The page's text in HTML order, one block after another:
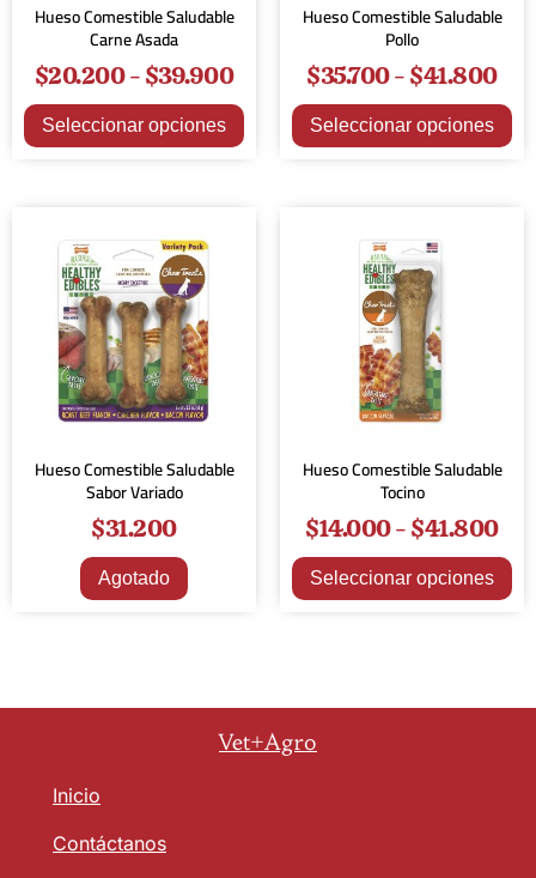
Hueso Comestible Saludable
Carne Asada
$20.200-$39.900
Seleccionar opciones
Hueso Comestible Saludable
Pollo
$35.700-$41.800
Seleccionar opciones
Hueso Comestible Saludable
Sabor Variado
$31.200
Agotado
Hueso Comestible Saludable
Tocino
$14.000-$41.800
Seleccionar opciones
Vet+Agro
Inicio
Contáctanos